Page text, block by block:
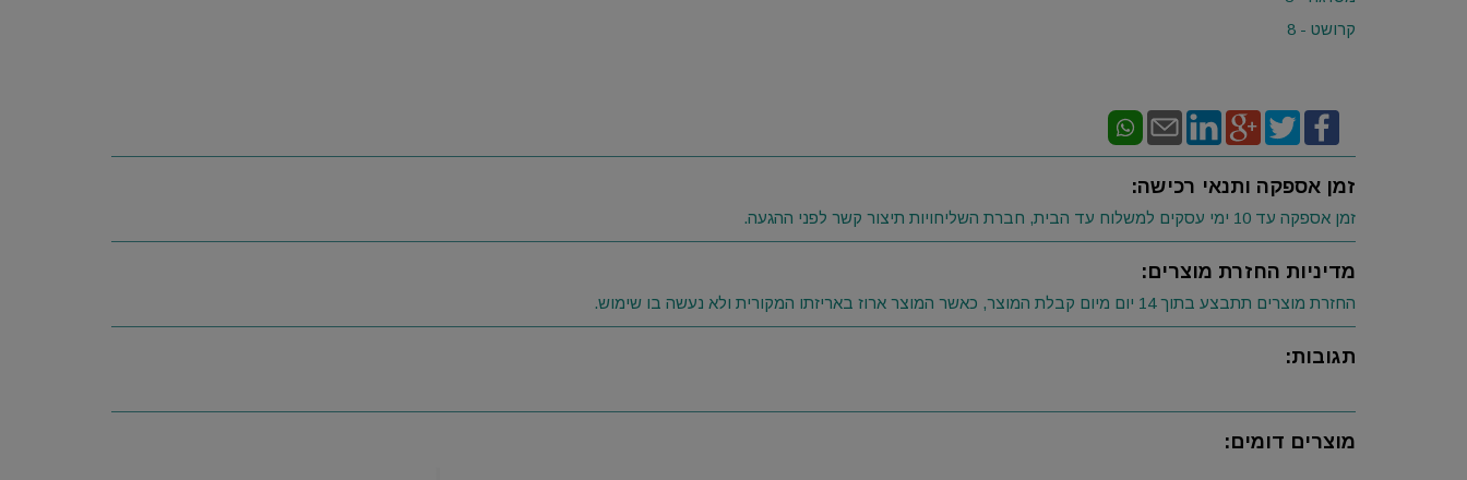
קרושט - 8
זמן אספקה ותנאי רכישה:
זמן אספקה עד 10 ימי עסקים למשלוח עד הבית, חברת השליחויות תיצור קשר לפני ההגעה.
מדיניות החזרת מוצרים:
החזרת מוצרים תתבצע בתוך 14 יום מיום קבלת המוצר, כאשר המוצר ארוז באריזתו המקורית ולא נעשה בו שימוש.
תגובות:
מוצרים דומים: